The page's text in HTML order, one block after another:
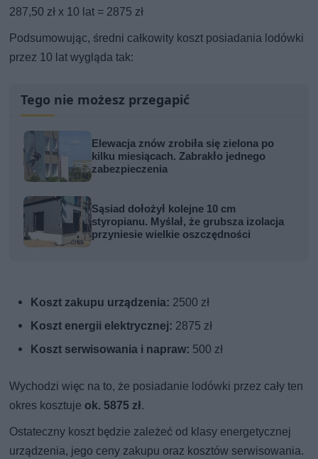
287,50 zł x 10 lat = 2875 zł
Podsumowując, średni całkowity koszt posiadania lodówki
przez 10 lat wygląda tak:
Tego nie możesz przegapić
Elewacja znów zrobiła się zielona po
kilku miesiącach. Zabrakło jednego
zabezpieczenia
Sąsiad dołożył kolejne 10 cm
styropianu. Myślał, że grubsza izolacja
przyniesie wielkie oszczędności
Koszt zakupu urządzenia: 2500 zł
Koszt energii elektrycznej: 2875 zł
Koszt serwisowania i napraw: 500 zł
Wychodzi więc na to, że posiadanie lodówki przez cały ten
okres kosztuje ok. 5875 zł.
Ostateczny koszt będzie zależeć od klasy energetycznej
urządzenia, jego ceny zakupu oraz kosztów serwisowania.